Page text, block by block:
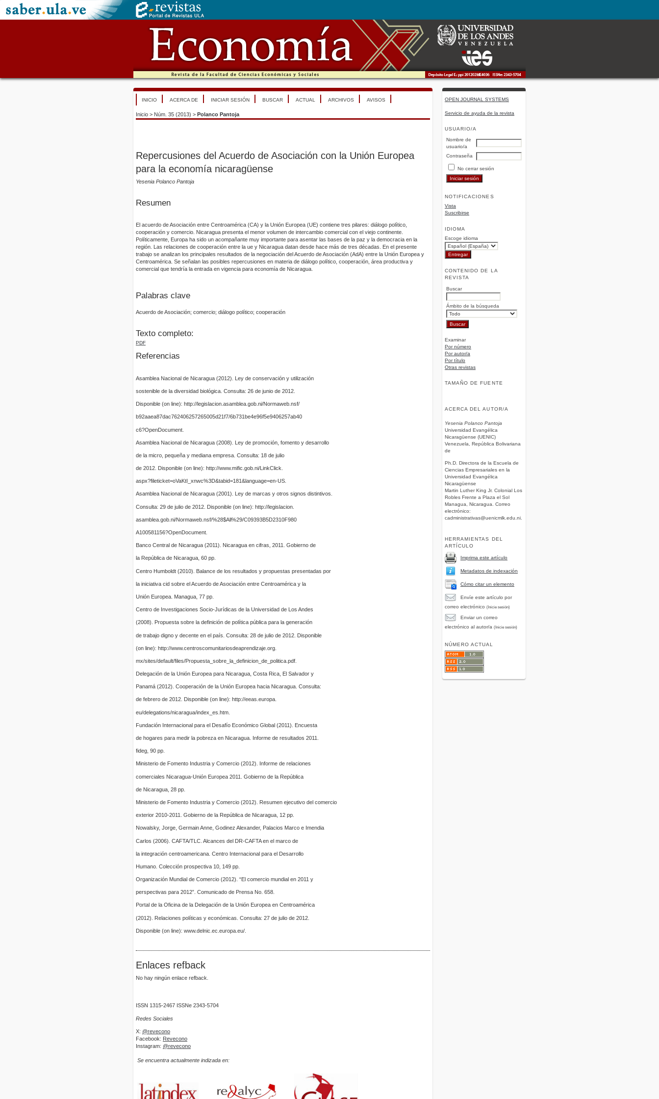
OPEN JOURNAL SYSTEMS
Servicio de ayuda de la revista
USUARIO/A
Nombre de
usuario/a
Contraseña
No cerrar sesión
NOTIFICACIONES
Vista
Suscribirse
IDIOMA
Escoge idioma
CONTENIDO DE LA
REVISTA
Buscar
Ámbito de la búsqueda
Examinar
Por número
Por autor/a
Por título
Otras revistas
TAMAÑO DE FUENTE
ACERCA DEL AUTOR/A
Yesenia Polanco Pantoja
Universidad Evangélica
Nicaragüense (‎UENIC)
Venezuela, República Bolivariana
de
Ph.D. Directora de la Escuela de
Ciencias Empresariales en la
Universidad Evangélica
Nicaragüense
Martin Luther King Jr. Colonial Los
Robles Frente a Plaza el Sol
Managua, Nicaragua. Correo
electrónico:
cadministrativas@uenicmlk.edu.ni.
HERRAMIENTAS DEL
ARTÍCULO
Imprima este artículo
Metadatos de indexación
Cómo citar un elemento
Envíe este artículo por
correo electrónico (Inicie sesión)
Enviar un correo
electrónico al autor/a (Inicie sesión)
NÚMERO ACTUAL
INICIO ACERCA DE INICIAR SESIÓN BUSCAR ACTUAL ARCHIVOS AVISOS
Inicio > Núm. 35 (2013) > Polanco Pantoja
Repercusiones del Acuerdo de Asociación con la Unión Europea
para la economía nicaragüense
Yesenia Polanco Pantoja
Resumen
El acuerdo de Asociación entre Centroamérica (CA) y la Unión Europea (UE) contiene tres pilares: diálogo político,
cooperación y comercio. Nicaragua presenta el menor volumen de intercambio comercial con el viejo continente.
Políticamente, Europa ha sido un acompañante muy importante para asentar las bases de la paz y la democracia en la
región. Las relaciones de cooperación entre la ue y Nicaragua datan desde hace más de tres décadas. En el presente
trabajo se analizan los principales resultados de la negociación del Acuerdo de Asociación (AdA) entre la Unión Europea y
Centroamérica. Se señalan las posibles repercusiones en materia de diálogo político, cooperación, área productiva y
comercial que tendría la entrada en vigencia para economía de Nicaragua.
Palabras clave
Acuerdo de Asociación; comercio; diálogo político; cooperación
Texto completo:
PDF
Referencias
Asamblea Nacional de Nicaragua (2012). Ley de conservación y utilización
sostenible de la diversidad biológica. Consulta: 26 de junio de 2012.
Disponible (on line): http://legislacion.asamblea.gob.ni/Normaweb.nsf/
b92aaea87dac762406257265005d21f7/6b731be4e96f5e9406257ab40
c6?OpenDocument.
Asamblea Nacional de Nicaragua (2008). Ley de promoción, fomento y desarrollo
de la micro, pequeña y mediana empresa. Consulta: 18 de julio
de 2012. Disponible (on line): http://www.mific.gob.ni/LinkClick.
aspx?fileticket=oVaKtI_xnwc%3D&tabid=181&language=en-US.
Asamblea Nacional de Nicaragua (2001). Ley de marcas y otros signos distintivos.
Consulta: 29 de julio de 2012. Disponible (on line): http://legislacion.
asamblea.gob.ni/Normaweb.nsf/%28$All%29/C09393B5D2310F980
A100581156?OpenDocument.
Banco Central de Nicaragua (2011). Nicaragua en cifras, 2011. Gobierno de
la República de Nicaragua, 60 pp.
Centro Humboldt (2010). Balance de los resultados y propuestas presentadas por
la iniciativa cid sobre el Acuerdo de Asociación entre Centroamérica y la
Unión Europea. Managua, 77 pp.
Centro de Investigaciones Socio-Jurídicas de la Universidad de Los Andes
(2008). Propuesta sobre la definición de política pública para la generación
de trabajo digno y decente en el país. Consulta: 28 de julio de 2012. Disponible
(on line): http://www.centroscomunitariosdeaprendizaje.org.
mx/sites/default/files/Propuesta_sobre_la_definicion_de_politica.pdf.
Delegación de la Unión Europea para Nicaragua, Costa Rica, El Salvador y
Panamá (2012). Cooperación de la Unión Europea hacia Nicaragua. Consulta:
de febrero de 2012. Disponible (on line): http://eeas.europa.
eu/delegations/nicaragua/index_es.htm.
Fundación Internacional para el Desafío Económico Global (2011). Encuesta
de hogares para medir la pobreza en Nicaragua. Informe de resultados 2011.
fideg, 90 pp.
Ministerio de Fomento Industria y Comercio (2012). Informe de relaciones
comerciales Nicaragua-Unión Europea 2011. Gobierno de la República
de Nicaragua, 28 pp.
Ministerio de Fomento Industria y Comercio (2012). Resumen ejecutivo del comercio
exterior 2010-2011. Gobierno de la República de Nicaragua, 12 pp.
Nowalsky, Jorge, Germain Anne, Godinez Alexander, Palacios Marco e Imendia
Carlos (2006). CAFTA/TLC. Alcances del DR-CAFTA en el marco de
la integración centroamericana. Centro Internacional para el Desarrollo
Humano. Colección prospectiva 10, 149 pp.
Organización Mundial de Comercio (2012). “El comercio mundial en 2011 y
perspectivas para 2012”. Comunicado de Prensa No. 658.
Portal de la Oficina de la Delegación de la Unión Europea en Centroamérica
(2012). Relaciones políticas y económicas. Consulta: 27 de julio de 2012.
Disponible (on line): www.delnic.ec.europa.eu/.
Enlaces refback
No hay ningún enlace refback.
ISSN 1315-2467 ISSNe 2343-5704
Redes Sociales
X: @revecono
Facebook: Revecono
Instagram: @revecono
Se encuentra actualmente indizada en: